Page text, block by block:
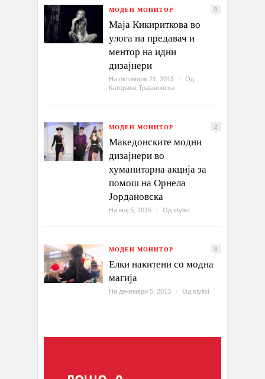
МОДЕН МОНИТОР 0
Маја Кикириткова во
улога на предавач и
ментор на идни
дизајнери
На октомври 21, 2015 /
Од
Катерина Трајановска
МОДЕН МОНИТОР 2
Македонските модни
дизајнери во
хуманитарна акција за
помош на Орнела
Јордановска
На мај 5, 2015 / Од stylist
МОДЕН МОНИТОР 0
Елки накитени со модна
магија
На декември 5, 2013 / Од stylist